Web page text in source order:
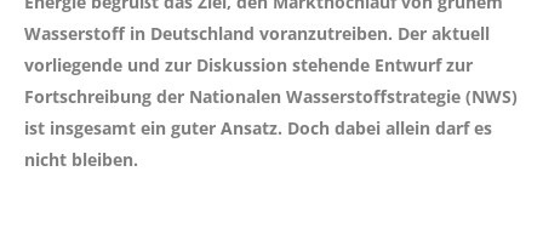
Wasserstoff in Deutschland voranzutreiben. Der aktuell
vorliegende und zur Diskussion stehende Entwurf zur
Fortschreibung der Nationalen Wasserstoffstrategie (NWS)
ist insgesamt ein guter Ansatz. Doch dabei allein darf es
nicht bleiben.